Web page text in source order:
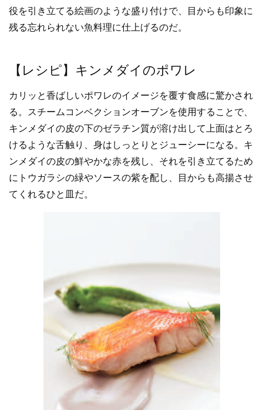
役を引き立てる絵画のような盛り付けで、目からも印象に
残る忘れられない魚料理に仕上げるのだ。
【レシピ】キンメダイのポワレ
カリッと香ばしいポワレのイメージを覆す食感に驚かされ
る。スチームコンベクションオーブンを使用することで、
キンメダイの皮の下のゼラチン質が溶け出して上面はとろ
けるような舌触り、身はしっとりとジューシーになる。キ
ンメダイの皮の鮮やかな赤を残し、それを引き立てるため
にトウガラシの緑やソースの紫を配し、目からも高揚させ
てくれるひと皿だ。